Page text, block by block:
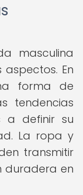
masculina
En
forma de
tendencias
a definir su
La ropa y
transmitir
duradera en